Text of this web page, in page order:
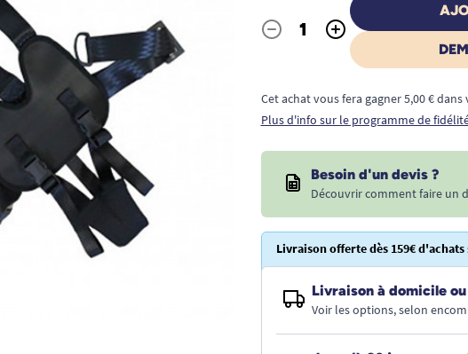
Quantité
- +
Cet achat vous fera gagner 5,00 €
Plus d'info sur le programme de
Besoin d'un devis ?
Découvrir comment faire un
Livraison offerte dès 159€
Livraison à domicile
Voir les options, selon